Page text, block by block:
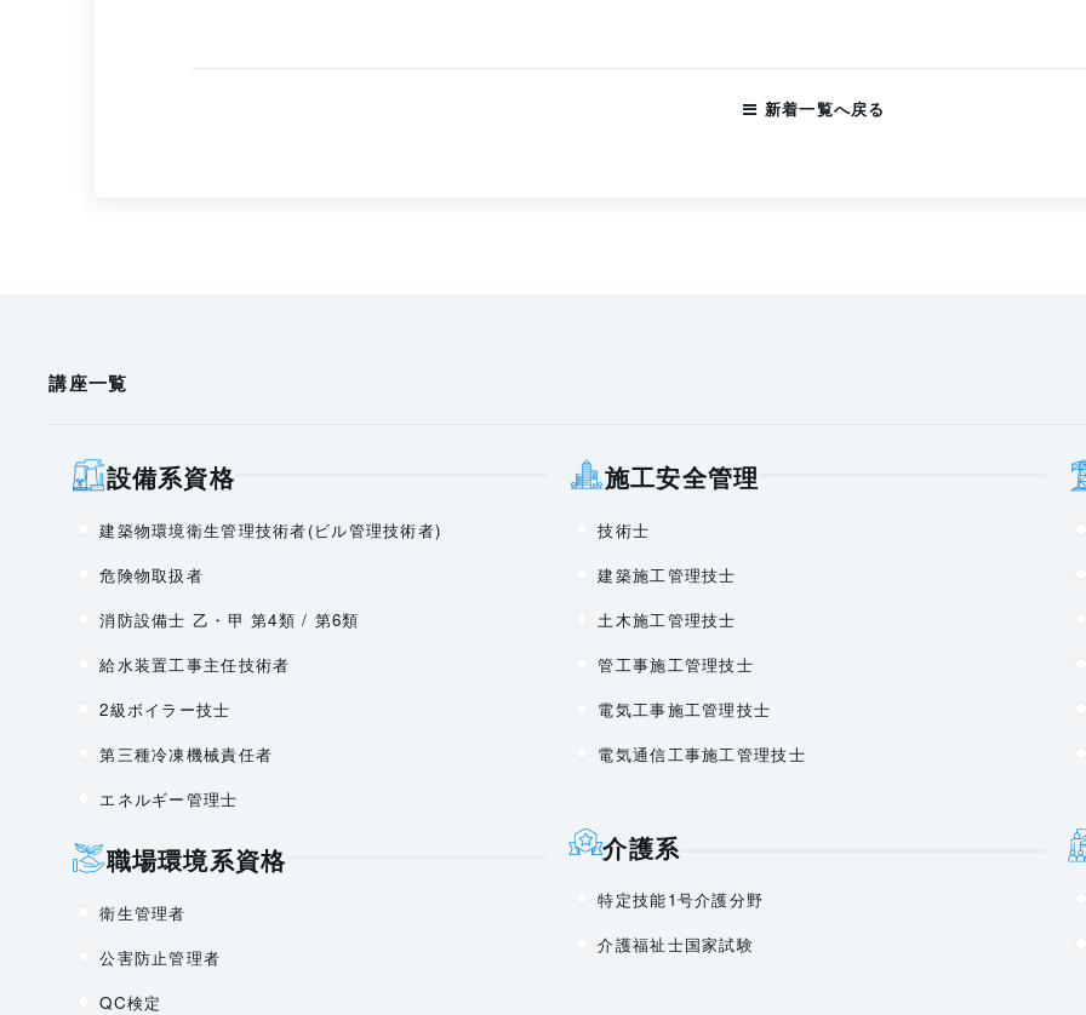
新着一覧へ戻る
講座一覧
設備系資格
建築物環境衛生管理技術者(ビル管理技術者)
危険物取扱者
消防設備士 乙・甲 第4類 / 第6類
給水装置工事主任技術者
2級ボイラー技士
第三種冷凍機械責任者
エネルギー管理士
施工安全管理
技術士
建築施工管理技士
土木施工管理技士
管工事施工管理技士
電気工事施工管理技士
電気通信工事施工管理技士
職場環境系資格
衛生管理者
公害防止管理者
QC検定
介護系
特定技能1号介護分野
介護福祉士国家試験